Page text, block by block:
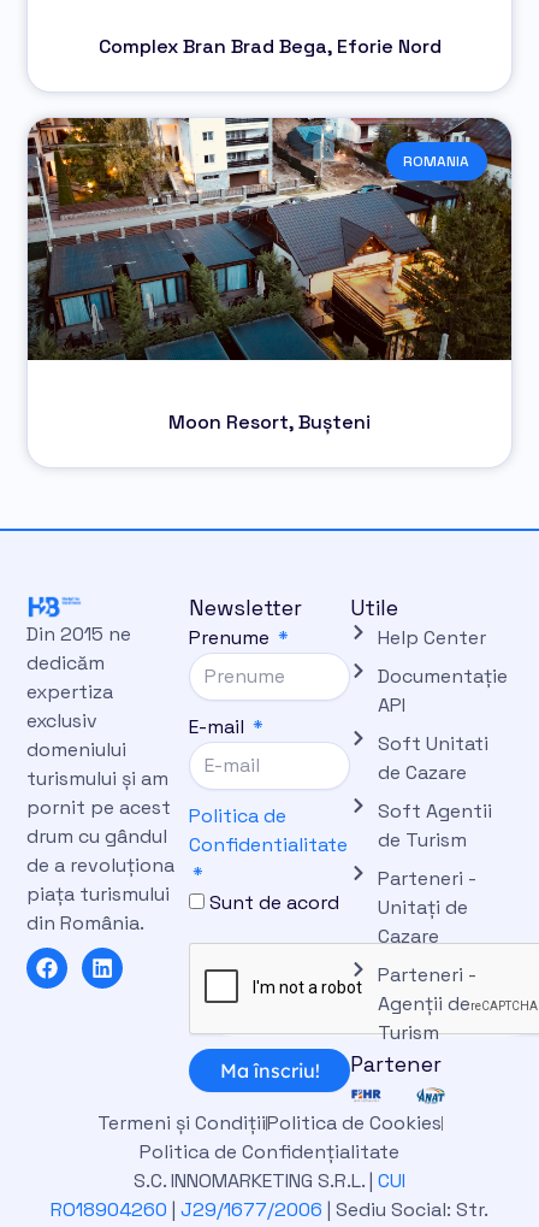
Complex Bran Brad Bega, Eforie Nord
ROMANIA
Moon Resort, Bușteni
Din 2015 ne
dedicăm
expertiza
exclusiv
domeniului
turismului și am
pornit pe acest
drum cu gândul
de a revoluționa
piața turismului
din România.
F
a
L
i
Newsletter
Prenume
E-mail
Politica de
Confidentialitate
Sunt de acord
Ma înscriu!
Utile
Help Center
Documentație
API
Soft Unitati
de Cazare
Soft Agentii
de Turism
Parteneri -
Unitați de
Cazare
Parteneri -
Agenții de
Turism
Partener
Termeni și CondițiiPolitica de Cookies
Politica de Confidențialitate
S.C. INNOMARKETING S.R.L. | CUI
RO18904260 | J29/1677/2006 | Sediu Social: Str.